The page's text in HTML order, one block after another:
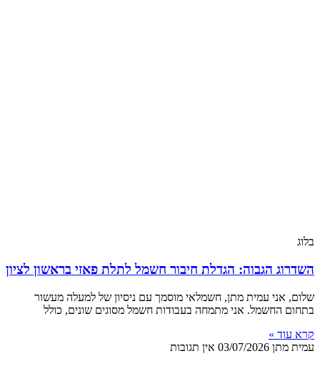
בלוג
השדרוג הגבוה: הגדלת חיבור חשמל לתלת פאזי בראשון לציון
שלום, אני עמית מתן, חשמלאי מוסמך עם ניסיון של למעלה מעשור
בתחום החשמל. אני מתמחה בעבודות חשמל מסוגים שונים, כולל
קרא עוד »
עמית מתן 03/07/2026 אין תגובות